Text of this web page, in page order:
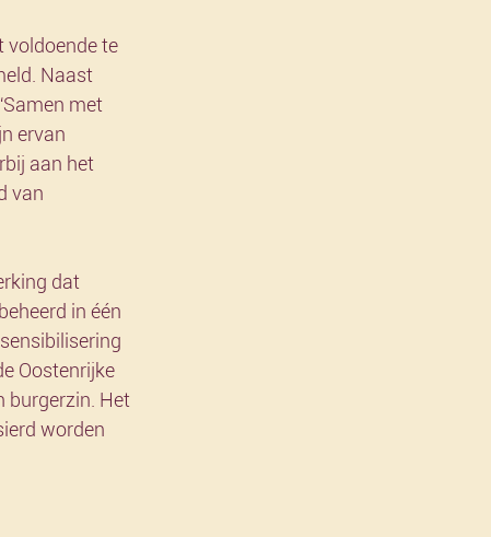
voldoende te
Naast
met
ervan
aan het
van
dat
in één
Oostenrijke
burgerzin. Het
worden